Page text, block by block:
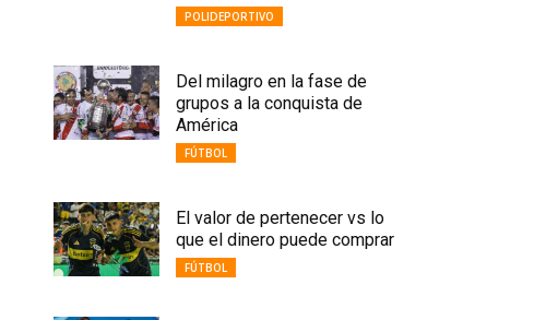
POLIDEPORTIVO
Del milagro en la fase de
grupos a la conquista de
América
FÚTBOL
El valor de pertenecer vs lo
que el dinero puede comprar
FÚTBOL